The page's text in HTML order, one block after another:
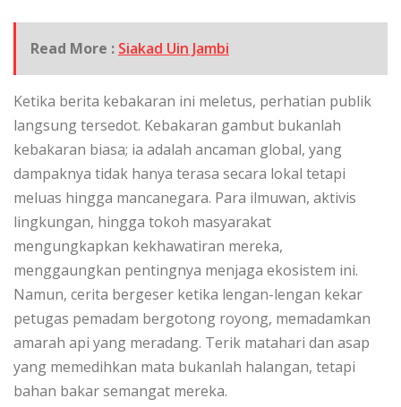
Read More : Siakad Uin Jambi
Ketika berita kebakaran ini meletus, perhatian publik
langsung tersedot. Kebakaran gambut bukanlah
kebakaran biasa; ia adalah ancaman global, yang
dampaknya tidak hanya terasa secara lokal tetapi
meluas hingga mancanegara. Para ilmuwan, aktivis
lingkungan, hingga tokoh masyarakat
mengungkapkan kekhawatiran mereka,
menggaungkan pentingnya menjaga ekosistem ini.
Namun, cerita bergeser ketika lengan-lengan kekar
petugas pemadam bergotong royong, memadamkan
amarah api yang meradang. Terik matahari dan asap
yang memedihkan mata bukanlah halangan, tetapi
bahan bakar semangat mereka.